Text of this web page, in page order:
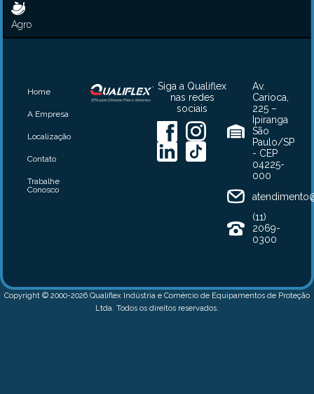
Agro
Av.
Carioca,
225 –
Ipiranga
São
Paulo/SP
- CEP
04225-
000
(11)
2069-
0300
Siga a Qualiflex
nas redes
sociais
Home
A Empresa
Localização
Contato
Trabalhe
Conosco
Copyright © 2000-2026 Qualiflex Indústria e Comércio de Equipamentos de Proteção
Ltda. Todos os direitos reservados.